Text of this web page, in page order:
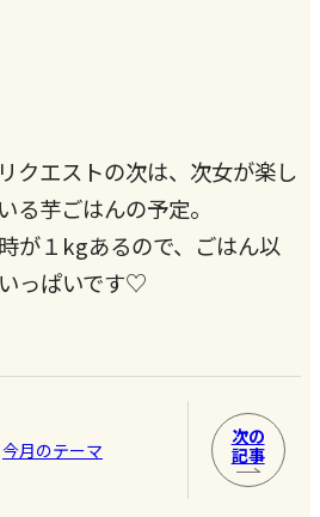
クエストの次は、次女が楽し
る芋ごはんの予定。
が１kgあるので、ごはん以
っぱいです♡
今月のテーマ
次の
記事